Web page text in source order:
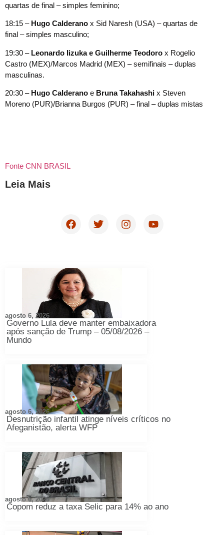
quartas de final – simples feminino;
18:15 – Hugo Calderano x Sid Naresh (USA) – quartas de
final – simples masculino;
19:30 – Leonardo Iizuka e Guilherme Teodoro x Rogelio
Castro (MEX)/Marcos Madrid (MEX) – semifinais – duplas
masculinas.
20:30 – Hugo Calderano e Bruna Takahashi x Steven
Moreno (PUR)/Brianna Burgos (PUR) – final – duplas mistas
Fonte CNN BRASIL
Leia Mais
Governo Lula deve manter embaixadora
após sanção de Trump – 05/08/2026 –
Mundo
agosto 6, 2026
Desnutrição infantil atinge níveis críticos no
Afeganistão, alerta WFP
agosto 6, 2026
Copom reduz a taxa Selic para 14% ao ano
agosto 6, 2026